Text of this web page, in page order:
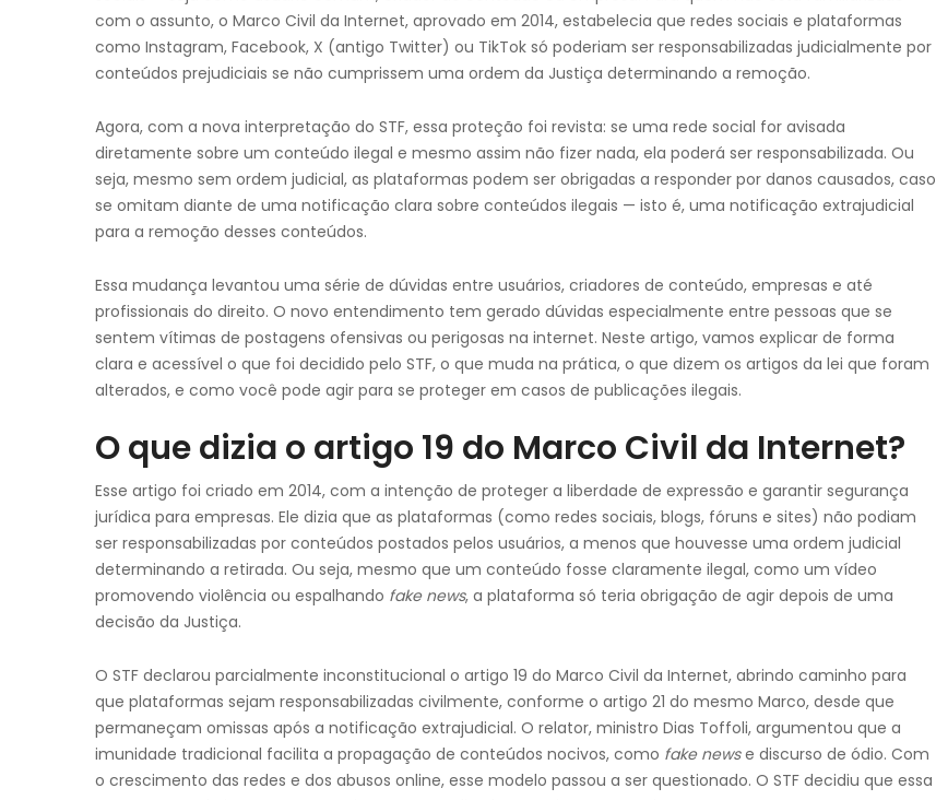
com o assunto, o Marco Civil da Internet, aprovado em 2014, estabelecia que redes sociais e plataformas
como Instagram, Facebook, X (antigo Twitter) ou TikTok só poderiam ser responsabilizadas judicialmente por
conteúdos prejudiciais se não cumprissem uma ordem da Justiça determinando a remoção.
Agora, com a nova interpretação do STF, essa proteção foi revista: se uma rede social for avisada
diretamente sobre um conteúdo ilegal e mesmo assim não fizer nada, ela poderá ser responsabilizada. Ou
seja, mesmo sem ordem judicial, as plataformas podem ser obrigadas a responder por danos causados, caso
se omitam diante de uma notificação clara sobre conteúdos ilegais — isto é, uma notificação extrajudicial
para a remoção desses conteúdos.
Essa mudança levantou uma série de dúvidas entre usuários, criadores de conteúdo, empresas e até
profissionais do direito. O novo entendimento tem gerado dúvidas especialmente entre pessoas que se
sentem vítimas de postagens ofensivas ou perigosas na internet. Neste artigo, vamos explicar de forma
clara e acessível o que foi decidido pelo STF, o que muda na prática, o que dizem os artigos da lei que foram
alterados, e como você pode agir para se proteger em casos de publicações ilegais.
O que dizia o artigo 19 do Marco Civil da Internet?
Esse artigo foi criado em 2014, com a intenção de proteger a liberdade de expressão e garantir segurança
jurídica para empresas. Ele dizia que as plataformas (como redes sociais, blogs, fóruns e sites) não podiam
ser responsabilizadas por conteúdos postados pelos usuários, a menos que houvesse uma ordem judicial
determinando a retirada. Ou seja, mesmo que um conteúdo fosse claramente ilegal, como um vídeo
promovendo violência ou espalhando fake news, a plataforma só teria obrigação de agir depois de uma
decisão da Justiça.
O STF declarou parcialmente inconstitucional o artigo 19 do Marco Civil da Internet, abrindo caminho para
que plataformas sejam responsabilizadas civilmente, conforme o artigo 21 do mesmo Marco, desde que
permaneçam omissas após a notificação extrajudicial. O relator, ministro Dias Toffoli, argumentou que a
imunidade tradicional facilita a propagação de conteúdos nocivos, como fake newse discurso de ódio. Com
o crescimento das redes e dos abusos online, esse modelo passou a ser questionado. O STF decidiu que essa